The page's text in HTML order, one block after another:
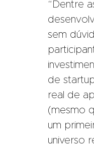
“Dentre
sem
de
real de
(mesmo
um
universo